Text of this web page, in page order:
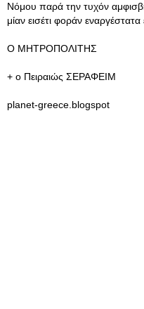
Νόμου παρά την τυχόν
μίαν εισέτι φοράν
Ο ΜΗΤΡΟΠΟΛΙΤΗΣ
+ ο Πειραιώς ΣΕΡΑΦΕΙΜ
planet-greece.blogspot